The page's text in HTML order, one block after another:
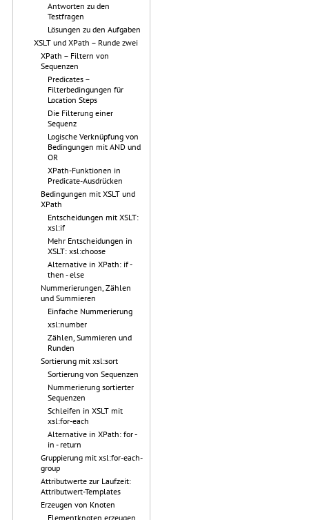
Antworten zu den
Testfragen
Lösungen zu den Aufgaben
XSLT und XPath – Runde zwei
XPath – Filtern von
Sequenzen
Predicates –
Filterbedingungen für
Location Steps
Die Filterung einer
Sequenz
Logische Verknüpfung von
Bedingungen mit AND und
OR
XPath-Funktionen in
Predicate-Ausdrücken
Bedingungen mit XSLT und
XPath
Entscheidungen mit XSLT:
xsl:if
Mehr Entscheidungen in
XSLT: xsl:choose
Alternative in XPath: if -
then - else
Nummerierungen, Zählen
und Summieren
Einfache Nummerierung
xsl:number
Zählen, Summieren und
Runden
Sortierung mit xsl:sort
Sortierung von Sequenzen
Nummerierung sortierter
Sequenzen
Schleifen in XSLT mit
xsl:for-each
Alternative in XPath: for -
in - return
Gruppierung mit xsl:for-each-
group
Attributwerte zur Laufzeit:
Attributwert-Templates
Erzeugen von Knoten
Elementknoten erzeugen